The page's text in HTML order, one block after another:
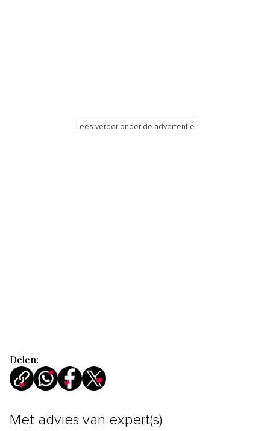
Lees verder onder de advertentie
Delen:
Met advies van expert(s)